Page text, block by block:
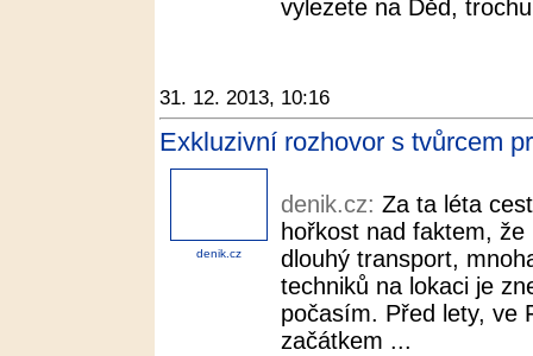
vylezete na Děd,
31. 12. 2013, 10:16
Exkluzivní rozhovor s tvůrcem
denik.cz
denik.cz: Za ta léta
hořkost nad faktem,
dlouhý transport,
techniků na lokaci je
počasím. Před lety, ve
začátkem ...